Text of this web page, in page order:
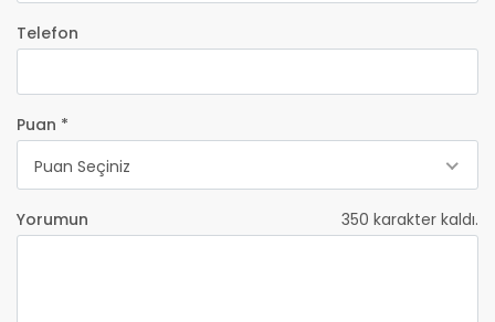
Telefon
Puan *
Puan Seçiniz
Yorumun 350 karakter kaldı.